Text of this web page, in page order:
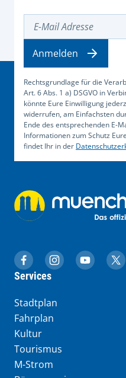
Rechtsgrundlage für die
Art. 6 Abs. 1 a) DSGVO in
könnte Eure Einwilligung
widerrufen, am Einfachsten
Ende des entsprechenden E-
Informationen zum Schutz
findet Ihr in der
Anmelden
muenchen.de auf
muenchen.de auf
Services
Stadtplan
Fahrplan
Kultur
Tourismus
M-Strom